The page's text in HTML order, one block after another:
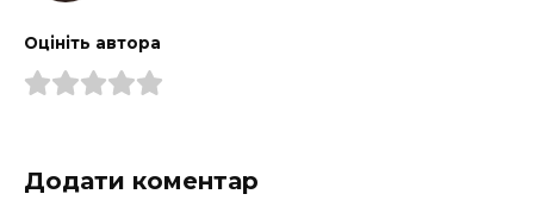
Оцініть автора
Додати коментар